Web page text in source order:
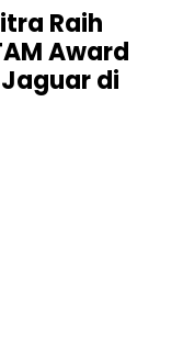
Raih
Award
di